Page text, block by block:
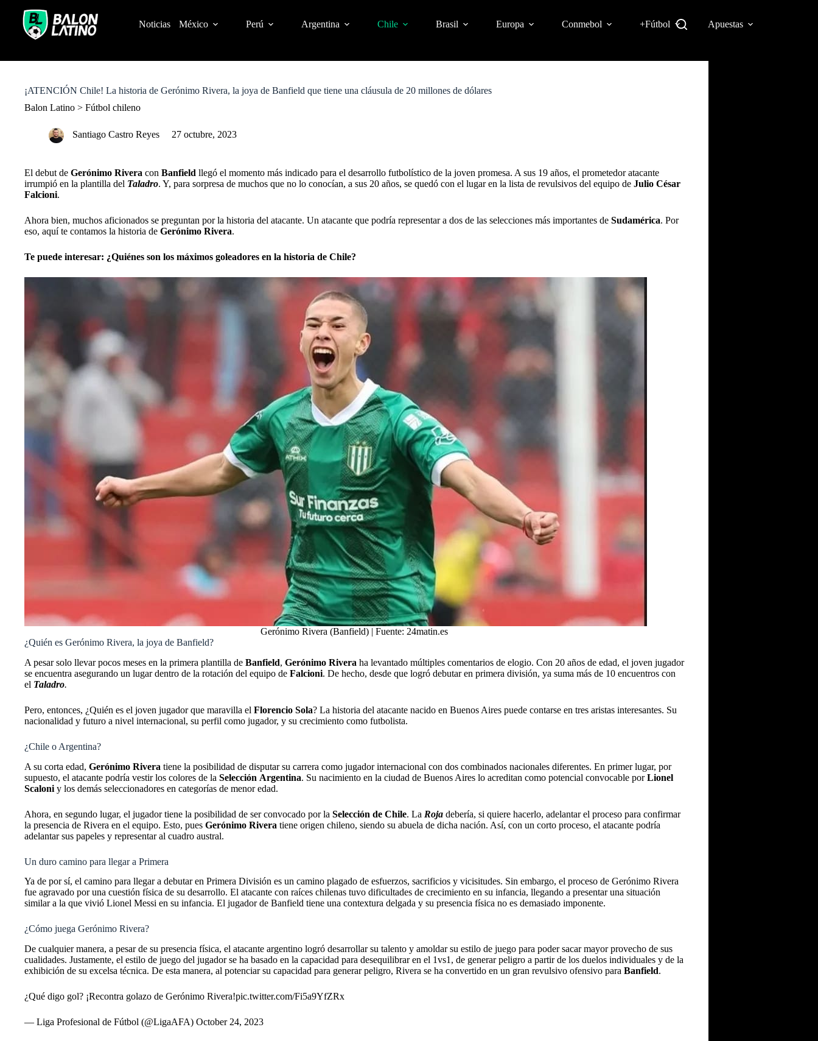
o
Noticias México Perú Argentina Chile Brasil Europa Conmebol +Fútbol Apuestas
¡ATENCIÓN Chile! La historia de Gerónimo Rivera, la joya de Banfield que tiene una cláusula de 20 millones de dólares
Balon Latino > Fútbol chileno
Santiago Castro Reyes 27 octubre, 2023
El debut de Gerónimo Rivera con Banfield llegó el momento más indicado para el desarrollo futbolístico de la joven promesa. A sus 19 años, el prometedor atacante
irrumpió en la plantilla del Taladro. Y, para sorpresa de muchos que no lo conocían, a sus 20 años, se quedó con el lugar en la lista de revulsivos del equipo de Julio César
Falcioni.
Ahora bien, muchos aficionados se preguntan por la historia del atacante. Un atacante que podría representar a dos de las selecciones más importantes de Sudamérica. Por
eso, aquí te contamos la historia de Gerónimo Rivera.
Te puede interesar: ¿Quiénes son los máximos goleadores en la historia de Chile?
Gerónimo Rivera (Banfield) | Fuente: 24matin.es
¿Quién es Gerónimo Rivera, la joya de Banfield?
A pesar solo llevar pocos meses en la primera plantilla de Banfield, Gerónimo Rivera ha levantado múltiples comentarios de elogio. Con 20 años de edad, el joven jugador
se encuentra asegurando un lugar dentro de la rotación del equipo de Falcioni. De hecho, desde que logró debutar en primera división, ya suma más de 10 encuentros con
el Taladro.
Pero, entonces, ¿Quién es el joven jugador que maravilla el Florencio Sola? La historia del atacante nacido en Buenos Aires puede contarse en tres aristas interesantes. Su
nacionalidad y futuro a nivel internacional, su perfil como jugador, y su crecimiento como futbolista.
¿Chile o Argentina?
A su corta edad, Gerónimo Rivera tiene la posibilidad de disputar su carrera como jugador internacional con dos combinados nacionales diferentes. En primer lugar, por
supuesto, el atacante podría vestir los colores de la Selección Argentina. Su nacimiento en la ciudad de Buenos Aires lo acreditan como potencial convocable porLionel
Scaloni y los demás seleccionadores en categorías de menor edad.
Ahora, en segundo lugar, el jugador tiene la posibilidad de ser convocado por la Selección de Chile. La Roja debería, si quiere hacerlo, adelantar el proceso para confirmar
la presencia de Rivera en el equipo. Esto, pues Gerónimo Rivera tiene origen chileno, siendo su abuela de dicha nación. Así, con un corto proceso, el atacante podría
adelantar sus papeles y representar al cuadro austral.
Un duro camino para llegar a Primera
Ya de por sí, el camino para llegar a debutar en Primera División es un camino plagado de esfuerzos, sacrificios y vicisitudes. Sin embargo, el proceso de Gerónimo Rivera
fue agravado por una cuestión física de su desarrollo. El atacante con raíces chilenas tuvo dificultades de crecimiento en su infancia, llegando a presentar una situación
similar a la que vivió Lionel Messi en su infancia. El jugador de Banfield tiene una contextura delgada y su presencia física no es demasiado imponente.
¿Cómo juega Gerónimo Rivera?
De cualquier manera, a pesar de su presencia física, el atacante argentino logró desarrollar su talento y amoldar su estilo de juego para poder sacar mayor provecho de sus
cualidades. Justamente, el estilo de juego del jugador se ha basado en la capacidad para desequilibrar en el 1vs1, de generar peligro a partir de los duelos individuales y de la
exhibición de su excelsa técnica. De esta manera, al potenciar su capacidad para generar peligro, Rivera se ha convertido en un gran revulsivo ofensivo para Banfield.
¿Qué digo gol? ¡Recontra golazo de Gerónimo Rivera!pic.twitter.com/Fi5a9YfZRx
— Liga Profesional de Fútbol (@LigaAFA) October 24, 2023